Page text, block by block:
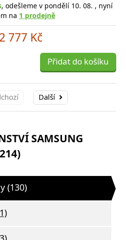
, odešleme v pondělí 10. 08. , nyní
na 1 prodejně
777 Kč
Přidat do košíku
Další
SAMSUNG
(130)